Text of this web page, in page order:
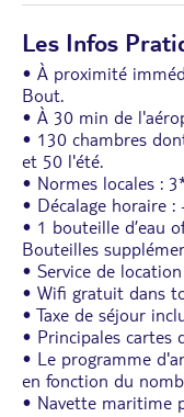
Les Infos
• À proximité
Bout.
• À 30 min de
• 130 chambres
et 50 l'été.
• Normes locales :
• Décalage horaire
• 1 bouteille d’eau
Bouteilles
• Service de
• Wifi gratuit dans
• Taxe de séjour
• Principales cartes
• Le programme
en fonction du
• Navette maritime